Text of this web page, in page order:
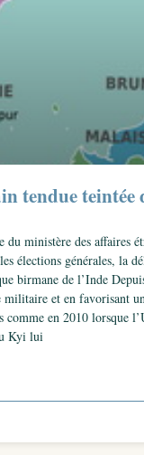
tendue
du ministère des
élections générales,
de l’Inde
et en favorisant
comme en 2010
Kyi lui